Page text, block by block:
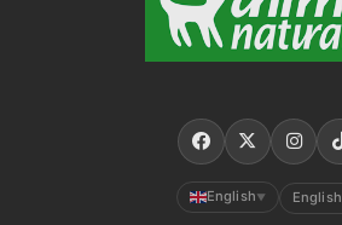
English ▼ English